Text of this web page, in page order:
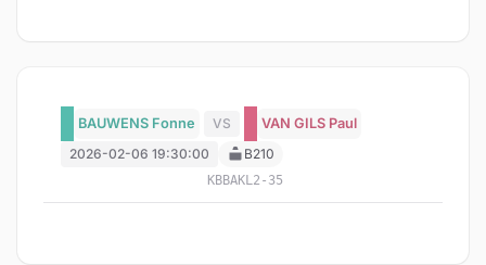
BAUWENS Fonne VS
VAN GILS Paul
2026-02-06 19:30:00
B210
KBBAKL2-35